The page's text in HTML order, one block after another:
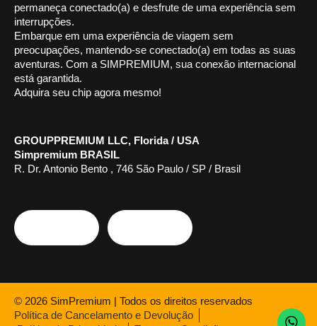
permaneça conectado(a) e desfrute de uma experiência sem
interrupções.
Embarque em uma experiência de viagem sem
preocupações, mantendo-se conectado(a) em todas as suas
aventuras. Com a SIMPREMIUM, sua conexão internacional
está garantida.
Adquira seu chip agora mesmo!
GROUPPREMIUM LLC, Florida / USA
Simpremium BRASIL
R. Dr. Antonio Bento , 746 São Paulo / SP / Brasil
© 2026 SimPremium | Todos os direitos reservados
Política de Cancelamento e Devolução